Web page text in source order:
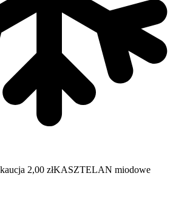
2,00 złKASZTELAN miodowe